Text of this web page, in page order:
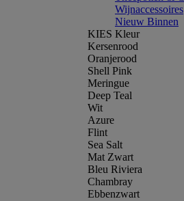
Wijnaccessoires
Nieuw Binnen
KIES Kleur
Kersenrood
Oranjerood
Shell Pink
Meringue
Deep Teal
Wit
Azure
Flint
Sea Salt
Mat Zwart
Bleu Riviera
Chambray
Ebbenzwart